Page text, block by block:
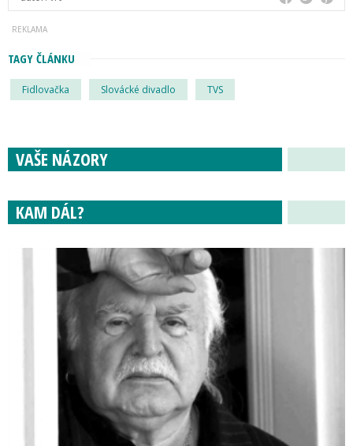
TAGY ČLÁNKU
Fidlovačka Slovácké divadlo TVS
VAŠE NÁZORY
KAM DÁL?